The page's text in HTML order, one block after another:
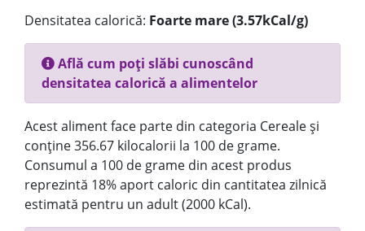
Densitatea calorică: Foarte mare (3.57kCal/g)
Află cum poți slăbi cunoscând
densitatea calorică a alimentelor
Acest aliment face parte din categoria Cereale și
conține 356.67 kilocalorii la 100 de grame.
Consumul a 100 de grame din acest produs
reprezintă 18% aport caloric din cantitatea zilnică
estimată pentru un adult (2000 kCal).